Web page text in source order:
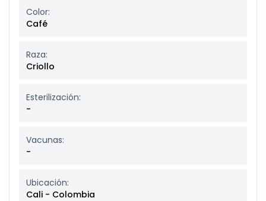
Color:
Café
Raza:
Criollo
Esterilización:
-
Vacunas:
-
Ubicación:
Cali - Colombia